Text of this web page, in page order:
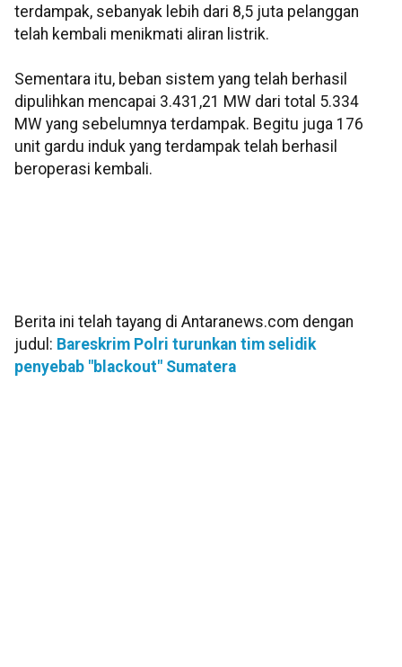
terdampak, sebanyak lebih dari 8,5 juta pelanggan
telah kembali menikmati aliran listrik.
Sementara itu, beban sistem yang telah berhasil
dipulihkan mencapai 3.431,21 MW dari total 5.334
MW yang sebelumnya terdampak. Begitu juga 176
unit gardu induk yang terdampak telah berhasil
beroperasi kembali.
Berita ini telah tayang di Antaranews.com dengan
judul: Bareskrim Polri turunkan tim selidik
penyebab "blackout" Sumatera